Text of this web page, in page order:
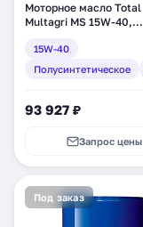
Моторное масло Total
Multagri MS 15W-40,
(110658)
15W-40
Полусинтетическое
93 927 ₽
Запрос цены
Под заказ